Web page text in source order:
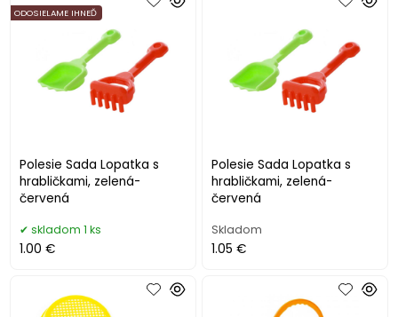
Polesie Sada Lopatka s
hrabličkami, zelená-
červená
ODOSIELAME IHNEĎ
skladom 1 ks
1.00 €
Polesie Sada Lopatka s
hrabličkami, zelená-
červená
Skladom
1.05 €